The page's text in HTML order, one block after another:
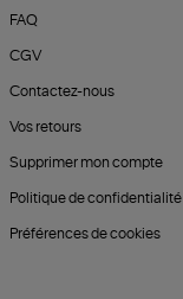
FAQ
CGV
Contactez-nous
Vos retours
Supprimer mon compte
Politique de confidentialité
Préférences de cookies